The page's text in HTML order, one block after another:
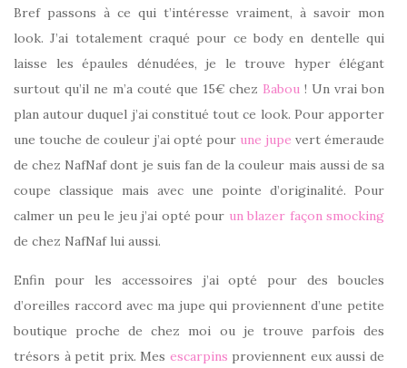
Bref passons à ce qui t’intéresse vraiment, à savoir mon
look. J’ai totalement craqué pour ce body en dentelle qui
laisse les épaules dénudées, je le trouve hyper élégant
surtout qu’il ne m’a couté que 15€ chez Babou ! Un vrai bon
plan autour duquel j’ai constitué tout ce look. Pour apporter
une touche de couleur j’ai opté pour une jupe vert émeraude
de chez NafNaf dont je suis fan de la couleur mais aussi de sa
coupe classique mais avec une pointe d’originalité. Pour
calmer un peu le jeu j’ai opté pour un blazer façon smocking
de chez NafNaf lui aussi.
Enfin pour les accessoires j’ai opté pour des boucles
d’oreilles raccord avec ma jupe qui proviennent d’une petite
boutique proche de chez moi ou je trouve parfois des
trésors à petit prix. Mes escarpins proviennent eux aussi de